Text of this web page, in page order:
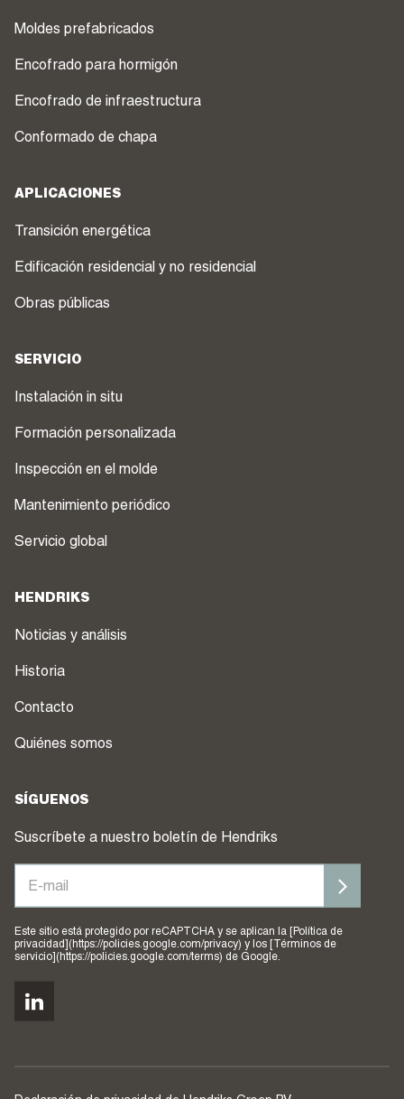
Moldes prefabricados
Encofrado para hormigón
Encofrado de infraestructura
Conformado de chapa
APLICACIONES
Transición energética
Edificación residencial y no residencial
Obras públicas
SERVICIO
Instalación in situ
Formación personalizada
Inspección en el molde
Mantenimiento periódico
Servicio global
HENDRIKS
Noticias y análisis
Historia
Contacto
Quiénes somos
SÍGUENOS
Suscríbete a nuestro boletín de Hendriks
Este sitio está protegido por reCAPTCHA y se aplican la [Política de
privacidad](https://policies.google.com/privacy) y los [Términos de
servicio](https://policies.google.com/terms) de Google.